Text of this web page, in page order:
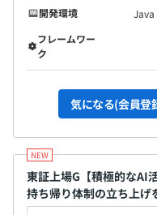
逆に成長より目標達成
が高くなり、いかに1年
全社130名のうち、エ
※代表含め管理部門ス
ジニアファーストな会
開発環境 Java
フレームワー
ク
気になる(会員登
東証上場G【積極的なAI
持ち帰り体制の立ち上